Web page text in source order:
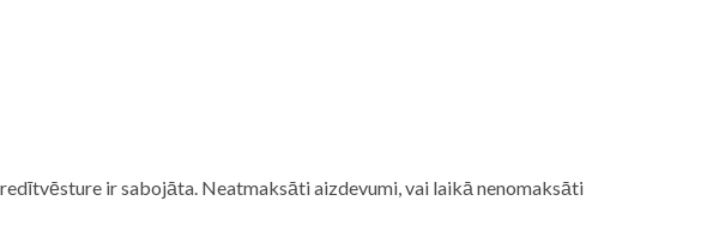
ir sabojāta. Neatmaksāti aizdevumi, vai laikā nenomaksāti